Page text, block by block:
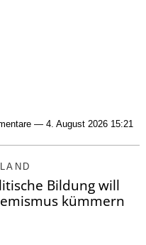
— 4. August 2026 15:21
Bildung will
kümmern